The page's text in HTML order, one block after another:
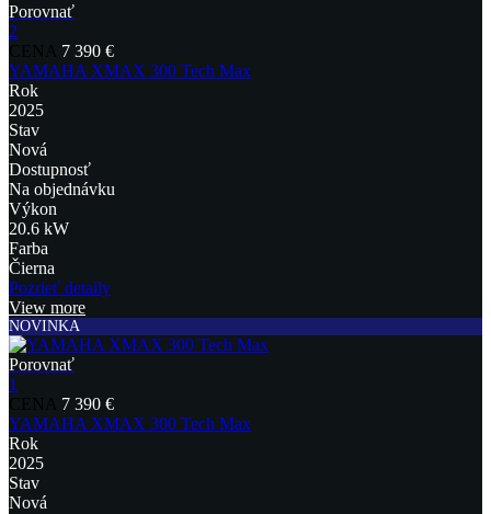
Porovnať
2
7 390 €
YAMAHA XMAX 300 Tech Max
Rok
2025
Stav
Nová
Dostupnosť
Na objednávku
Výkon
20.6 kW
Farba
Čierna
Pozrieť detaily
View more
NOVINKA
Porovnať
1
7 390 €
YAMAHA XMAX 300 Tech Max
Rok
2025
Stav
Nová